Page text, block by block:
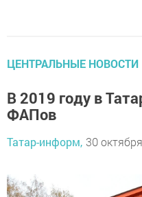
ЦЕНТРАЛЬНЫЕ НОВОСТИ
В 2019 году в
ФАПов
Татар-информ, 30